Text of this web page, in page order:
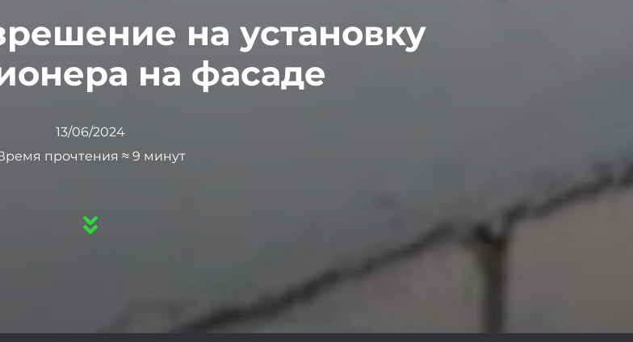
на установку
на фасаде
13/06/2024
прочтения ≈ 9 минут